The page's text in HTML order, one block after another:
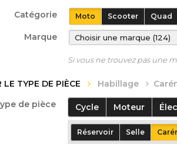
Catégorie
Moto Scooter Quad
Marque
Si vous ne trouvez pas une
LE TYPE DE PIÈCE Habillage
de pièce
Cycle Moteur
Réservoir Selle